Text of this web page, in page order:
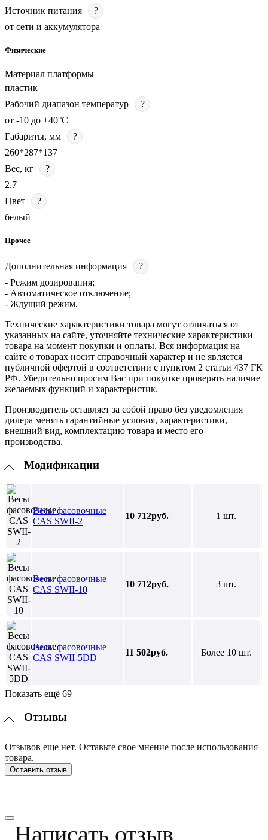
Источник питания
?
от сети и аккумулятора
Физические
Материал платформы
пластик
Рабочий диапазон температур
?
от -10 до +40°C
Габариты, мм
?
260*287*137
Вес, кг
?
2.7
Цвет
?
белый
Прочее
Дополнительная информация
?
- Режим дозирования;
- Автоматическое отключение;
- Ждущий режим.
Технические характеристики товара могут отличаться от
указанных на сайте, уточняйте технические характеристики
товара на момент покупки и оплаты. Вся информация на
сайте о товарах носит справочный характер и не является
публичной офертой в соответствии с пунктом 2 статьи 437 ГК
РФ. Убедительно просим Вас при покупке проверять наличие
желаемых функций и характеристик.
Производитель оставляет за собой право без уведомления
дилера менять гарантийные условия, характеристики,
внешний вид, комплектацию товара и место его
производства.
Модификации
Весы фасовочные
CAS SWII-2
10 712руб. 1 шт.
Весы фасовочные
CAS SWII-10
10 712руб. 3 шт.
Весы фасовочные
CAS SWII-5DD
11 502руб. Более 10 шт.
Показать ещё 69
Отзывы
Отзывов еще нет. Оставьте свое мнение после использования
товара.
Оставить отзыв
Написать отзыв